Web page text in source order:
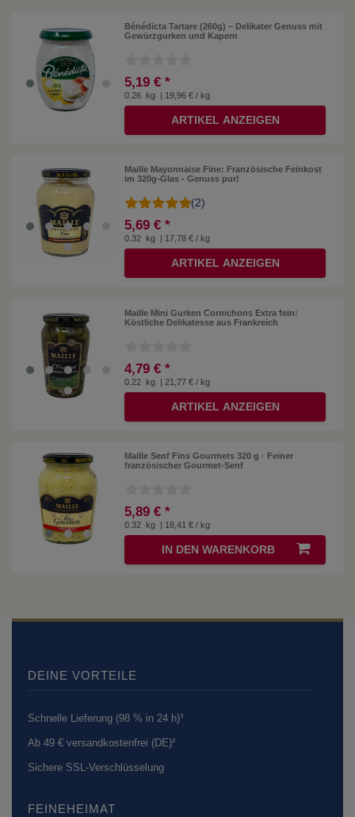
Bénédicta Tartare (260g) – Delikater Genuss mit
Gewürzgurken und Kapern
5,19 € *
0.26 kg | 19,96 € / kg
ARTIKEL ANZEIGEN
Maille Mayonnaise Fine: Französische Feinkost
im 320g-Glas - Genuss pur!
(2)
5,69 € *
0.32 kg | 17,78 € / kg
ARTIKEL ANZEIGEN
Maille Mini Gurken Cornichons Extra fein:
Köstliche Delikatesse aus Frankreich
4,79 € *
0.22 kg | 21,77 € / kg
ARTIKEL ANZEIGEN
Maille Senf Fins Gourmets 320 g · Feiner
französischer Gourmet-Senf
5,89 € *
0.32 kg | 18,41 € / kg
IN DEN WARENKORB
DEINE VORTEILE
Schnelle Lieferung (98 % in 24 h)³
Ab 49 € versandkostenfrei (DE)²
Sichere SSL-Verschlüsselung
FEINEHEIMAT